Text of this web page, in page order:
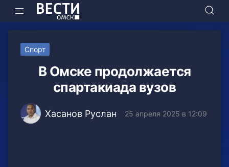
Спорт
В Омске продолжается
спартакиада вузов
Хасанов Руслан 25 апреля 2025 в 12:09